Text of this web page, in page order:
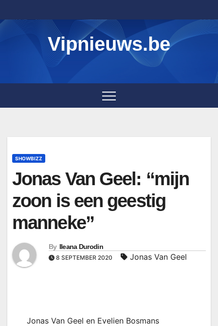
to
content
Vipnieuws.be
SHOWBIZZ
Jonas Van Geel: “mijn
zoon is een geestig
manneke”
By Ileana Durodin
8 SEPTEMBER 2020 Jonas Van Geel
Jonas Van Geel en Evelien Bosmans